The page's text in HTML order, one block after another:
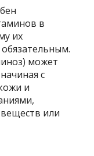
в
их
может
с
и
или